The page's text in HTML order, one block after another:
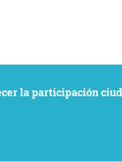
la participación